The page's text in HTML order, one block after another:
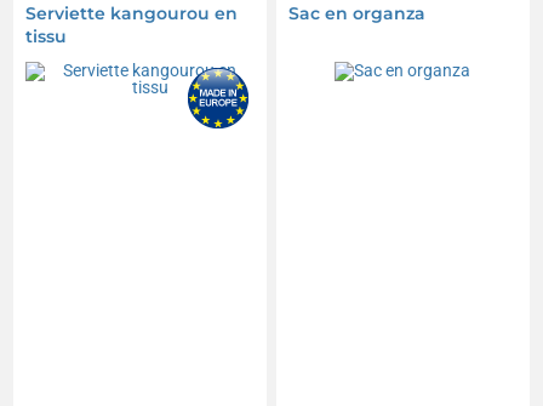
Serviette kangourou en
tissu
Sac en organza